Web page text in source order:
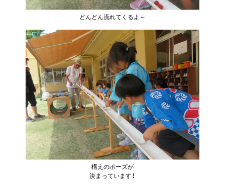
どんどん流れてくるよ～
構えのポーズが
決まっています!